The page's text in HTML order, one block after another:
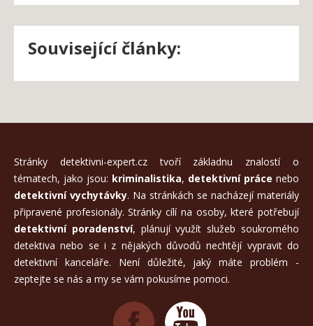
Související články:
Stránky detektivni-expert.cz tvoří základnu znalostí o
tématech, jako jsou: kriminalistika, detektivní práce nebo
detektivní vychytávky. Na stránkách se nacházejí materiály
připravené profesionály. Stránky cílí na osoby, které potřebují
detektivní poradenství, plánují využít služeb soukromého
detektiva nebo se i z nějakých důvodů nechtějí vypravit do
detektivní kanceláře. Není důležité, jaký máte problém -
zeptejte se nás a my se vám pokusíme pomoci.